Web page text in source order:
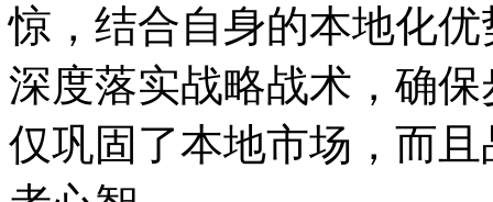
惊，结合自身的本地化
深度落实战略战术，确
仅巩固了本地市场，而